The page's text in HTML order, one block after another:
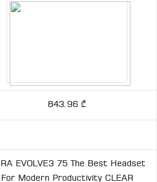
843.96 ₾
EVOLVE3 75 The Best Headset
For Modern Productivity CLEAR